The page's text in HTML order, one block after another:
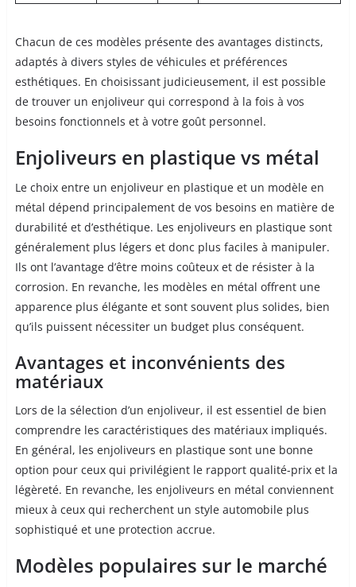
Chacun de ces modèles présente des avantages distincts,
adaptés à divers styles de véhicules et préférences
esthétiques. En choisissant judicieusement, il est possible
de trouver un enjoliveur qui correspond à la fois à vos
besoins fonctionnels et à votre goût personnel.
Enjoliveurs en plastique vs métal
Le choix entre un enjoliveur en plastique et un modèle en
métal dépend principalement de vos besoins en matière de
durabilité et d’esthétique. Les enjoliveurs en plastique sont
généralement plus légers et donc plus faciles à manipuler.
Ils ont l’avantage d’être moins coûteux et de résister à la
corrosion. En revanche, les modèles en métal offrent une
apparence plus élégante et sont souvent plus solides, bien
qu’ils puissent nécessiter un budget plus conséquent.
Avantages et inconvénients des
matériaux
Lors de la sélection d’un enjoliveur, il est essentiel de bien
comprendre les caractéristiques des matériaux impliqués.
En général, les enjoliveurs en plastique sont une bonne
option pour ceux qui privilégient le rapport qualité-prix et la
légèreté. En revanche, les enjoliveurs en métal conviennent
mieux à ceux qui recherchent un style automobile plus
sophistiqué et une protection accrue.
Modèles populaires sur le marché